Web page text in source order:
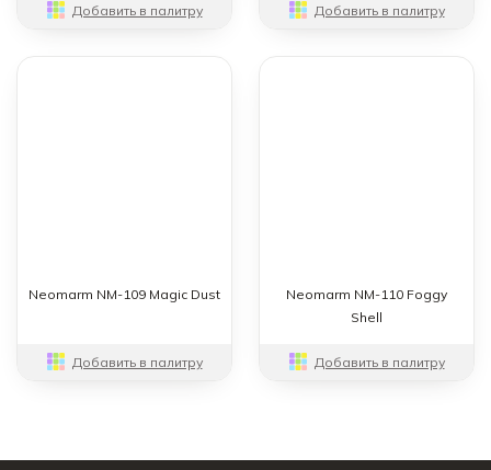
Добавить в палитру Добавить в палитру
Neomarm NM-109 Magic Dust
Добавить в палитру
Neomarm NM-110 Foggy
Shell
Добавить в палитру